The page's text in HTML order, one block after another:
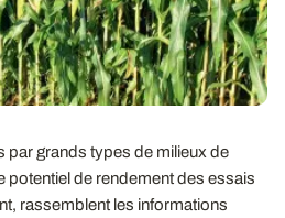
grands types de milieux de
potentiel de rendement des essais
rassemblent les informations